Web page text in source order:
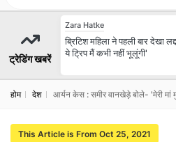
ट्रेडिंग खबरें
Zara Hatke
ब्रिटिश महिला ने पहली बार देखा
ये ट्रिप मैं कभी नहीं भूलूंगी'
होम देश आर्यन केस : समीर वानखेड़े बोले- 'मेरी मां
This Article is From Oct 25, 2021